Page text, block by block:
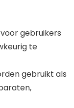
gebruikers
te
gebruikt als